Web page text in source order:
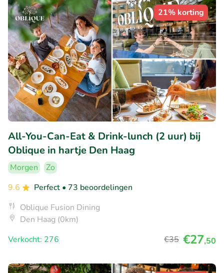
21% korting
All-You-Can-Eat & Drink-lunch (2 uur) bij
Oblique in hartje Den Haag
Morgen
Zo
9.6
Perfect • 73 beoordelingen
Oblique Fusion Dining
Den Haag (0km)
Verkocht: 276
€35 €27,50